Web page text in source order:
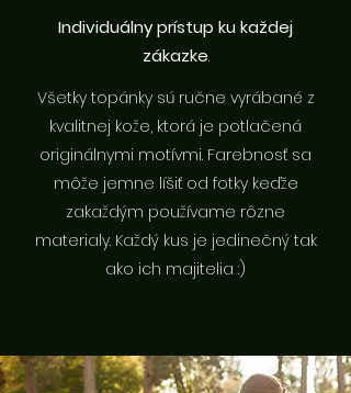
Individuálny prístup ku každej
zákazke.
Všetky topánky sú ručne vyrábané z
kvalitnej kože, ktorá je potlačená
originálnymi motívmi. Farebnosť sa
môže jemne líšiť od fotky keďže
zakaždým používame rôzne
materialy. Každý kus je jedinečný tak
ako ich majitelia :)